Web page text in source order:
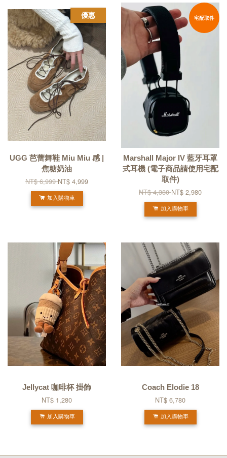
優惠
UGG 芭蕾舞鞋 Miu Miu 感 |
焦糖奶油
NT$ 6,999NT$ 4,999
加入購物車
宅配取件
Marshall Major IV 藍牙耳罩
式耳機 (電子商品請使用宅配
取件)
NT$ 4,380NT$ 2,980
加入購物車
Jellycat 咖啡杯 掛飾
NT$ 1,280
加入購物車
Coach Elodie 18
NT$ 6,780
加入購物車